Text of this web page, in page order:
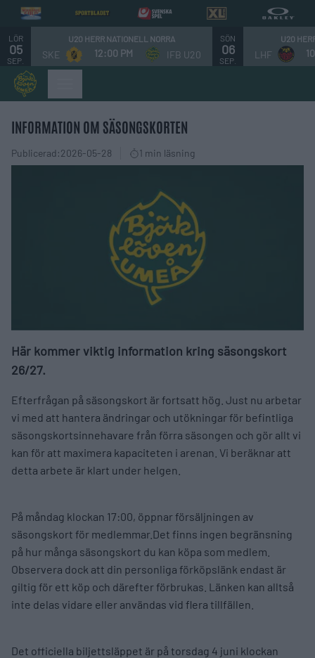
LÖR
05
SEP.
U20 HERR NATIONELL NORRA
SKE 12:00 PM IFB U20
SÖN
06
SEP.
U20
LHF
INFORMATION OM SÄSONGSKORTEN
Publicerad:2026-05-28 1 min läsning
Här kommer viktig information kring säsongskort
26/27.
Efterfrågan på säsongskort är fortsatt hög. Just nu arbetar
vi med att hantera ändringar och utökningar för befintliga
säsongskortsinnehavare från förra säsongen och gör allt vi
kan för att maximera kapaciteten i arenan. Vi beräknar att
detta arbete är klart under helgen.
På måndag klockan 17:00, öppnar försäljningen av
säsongskort för medlemmar.Det finns ingen begränsning
på hur många säsongskort du kan köpa som medlem.
Observera dock att din personliga förköpslänk endast är
giltig för ett köp och därefter förbrukas. Länken kan alltså
inte delas vidare eller användas vid flera tillfällen.
Det officiella biljettsläppet är på torsdag 4 juni klockan